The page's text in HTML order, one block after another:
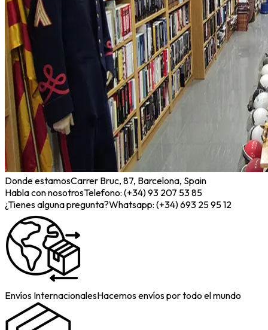
Donde estamosCarrer Bruc, 87, Barcelona, Spain
Habla con nosotrosTelefono: (+34) 93 207 53 85
¿Tienes alguna pregunta?Whatsapp: (+34) 693 25 95 12
Envíos InternacionalesHacemos envíos por todo el mundo